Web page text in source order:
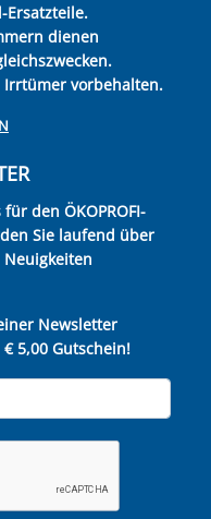
Ersatzteile.
dienen
vorbehalten.
den ÖKOPROFI-
Sie laufend über
Newsletter
5,00 Gutschein!